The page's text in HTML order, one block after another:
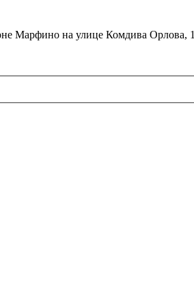
Марфино на улице Комдива Орлова, 1